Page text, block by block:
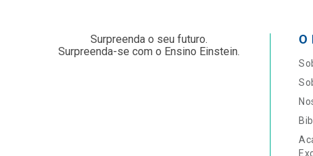
Surpreenda o seu futuro.
Surpreenda-se com o Ensino Einstein.
O